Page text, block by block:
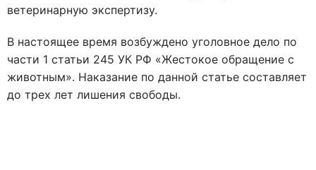
ветеринарную экспертизу.
В настоящее время возбуждено уголовное дело по
части 1 статьи 245 УК РФ «Жестокое обращение с
животным». Наказание по данной статье составляет
до трех лет лишения свободы.